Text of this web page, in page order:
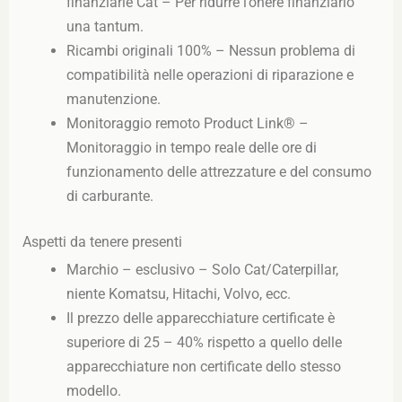
una tantum.
Ricambi originali 100% – Nessun problema di
compatibilità nelle operazioni di riparazione e
manutenzione.
Monitoraggio remoto Product Link® –
Monitoraggio in tempo reale delle ore di
funzionamento delle attrezzature e del consumo
di carburante.
Aspetti da tenere presenti
Marchio – esclusivo – Solo Cat/Caterpillar,
niente Komatsu, Hitachi, Volvo, ecc.
Il prezzo delle apparecchiature certificate è
superiore di 25 – 40% rispetto a quello delle
apparecchiature non certificate dello stesso
modello.